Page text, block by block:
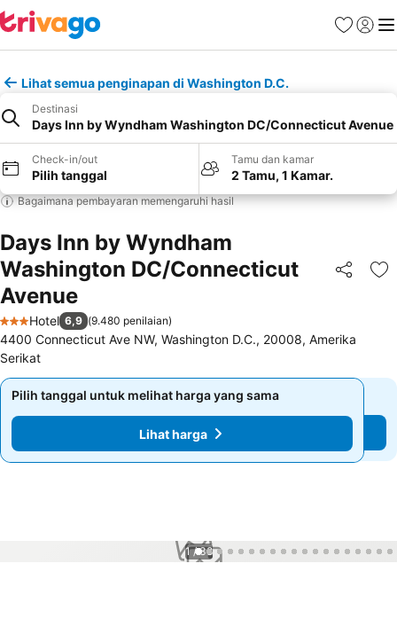
FavoritLogin
Lihat semua penginapan di Washington D.C.
Destinasi
Days Inn by Wyndham Washington DC/Connecticut Avenue
Check-in/out
Pilih tanggal
Tamu dan kamar
2 Tamu, 1 Kamar.
Bagaimana pembayaran memengaruhi hasil
Days Inn by Wyndham
Washington DC/Connecticut
Avenue
Bagikan
3 Bintang
Hotel 6,9 (9.480 penilaian)
4400 Connecticut Ave NW, Washington D.C., 20008, Amerika
Serikat
Pilih tanggal untuk melihat harga yang sama
Lihat harga
Pilih tanggal untuk melihat harga yang sama
Lihat harga
1 / 38